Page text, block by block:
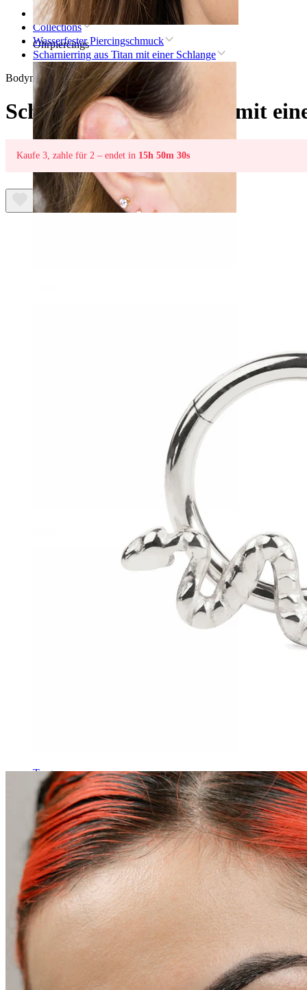
Ohrpiercings
Tragus
Startseite
Collections
Wasserfester Piercingschmuck
Scharnierring aus Titan mit einer Schlange
Bodymod Trend
Scharnierring aus Titan mit
Kaufe 3, zahle für 2 – endet in 15h 50m 30s